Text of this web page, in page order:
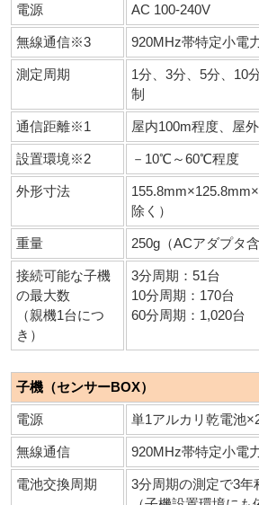
電源 AC 100-240V
無線通信※3 920MHz帯特定小電
測定周期
1分、3分、5分、10
制
通信距離※1 屋内100m程度、屋
設置環境※2 －10℃～60℃程度
外形寸法
除く）
重量 250g（ACアダプタ含
接続可能な子機
の最大数
（親機1台につ
き）
3分周期：51台
10分周期：170台
60分周期：1,020台
子機（センサーBOX）
電源 単1アルカリ乾電池
無線通信 920MHz帯特定小電
電池交換周期
3分周期の測定で3年